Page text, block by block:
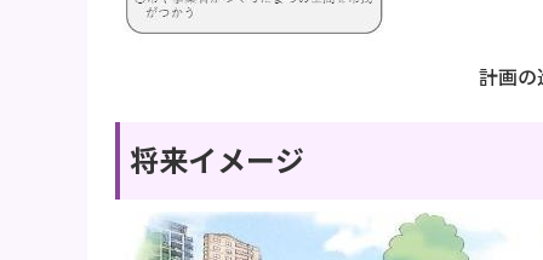
計画の
将来イメージ